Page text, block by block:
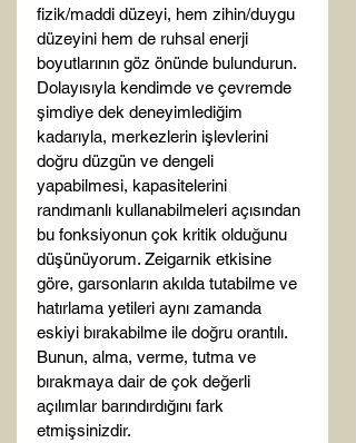
fizik/maddi düzeyi, hem zihin/duygu
düzeyini hem de ruhsal enerji
boyutlarının göz önünde bulundurun.
Dolayısıyla kendimde ve çevremde
şimdiye dek deneyimlediğim
kadarıyla, merkezlerin işlevlerini
doğru düzgün ve dengeli
yapabilmesi, kapasitelerini
randımanlı kullanabilmeleri açısından
bu fonksiyonun çok kritik olduğunu
düşünüyorum. Zeigarnik etkisine
göre, garsonların akılda tutabilme ve
hatırlama yetileri aynı zamanda
eskiyi bırakabilme ile doğru orantılı.
Bunun, alma, verme, tutma ve
bırakmaya dair de çok değerli
açılımlar barındırdığını fark
etmişsinizdir.